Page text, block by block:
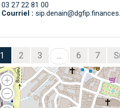
03 27 22 81 00
Courriel :
1 2 3 ... 6 7